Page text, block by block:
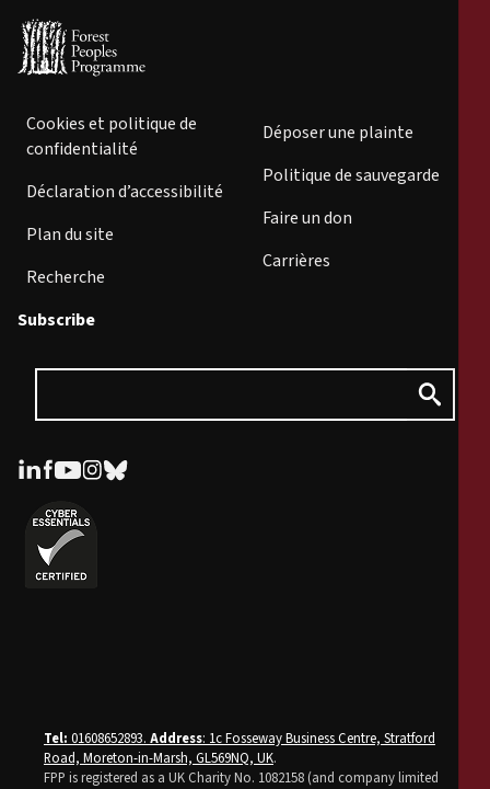
Cookies et politique de
confidentialité
Déclaration d’accessibilité
Plan du site
Recherche
Déposer une plainte
Politique de sauvegarde
Faire un don
Carrières
Subscribe
Tel: 01608652893. Address: 1c Fosseway Business Centre, Stratford
Road, Moreton-in-Marsh, GL569NQ, UK.
FPP is registered as a UK Charity No. 1082158 (and company limited